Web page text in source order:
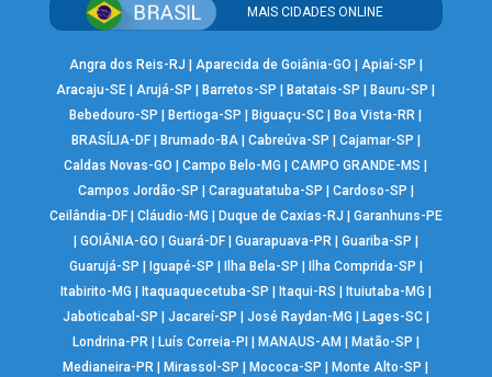
MAIS CIDADES ONLINE
Angra dos Reis-RJ Aparecida de Goiânia-GO Apiaí-SP
Aracaju-SE |Arujá-SP Barretos-SP Batatais-SP Bauru-SP
Bebedouro-SP
Bertioga-SP Biguaçu-SC Boa Vista-RR
BRASÍLIA-DF| Brumado-BA| Cabreúva-SP Cajamar-SP
Caldas Novas-GO
|Campo Belo-MG |CAMPO GRANDE-MS
Campos Jordão-SP
Caraguatatuba-SP Cardoso-SP
Ceilândia-DF| Cláudio-MG Duque de Caxias-RJ
Garanhuns-PE
GOIÂNIA-GO Guará-DF| Guarapuava-PR| Guariba-SP
Guarujá-SP
Iguapé-SP Ilha Bela-SP Ilha Comprida-SP
Itabirito-MG
Itaquaquecetuba-SP Itaqui-RS Ituiutaba-MG
Jaboticabal-SP
Jacareí-SP José Raydan-MG Lages-SC|
Londrina-PR| Luís Correia-PI MANAUS-AM Matão-SP
Medianeira-PR
Mirassol-SP Mococa-SP Monte Alto-SP